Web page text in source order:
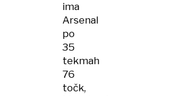
ima
Arsenal
po
35
tekmah
76
točk,